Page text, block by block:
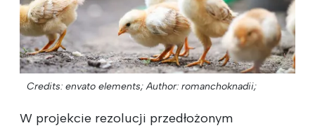
Credits: envato elements; Author: romanchoknadii;
W projekcie rezolucji przedłożonym